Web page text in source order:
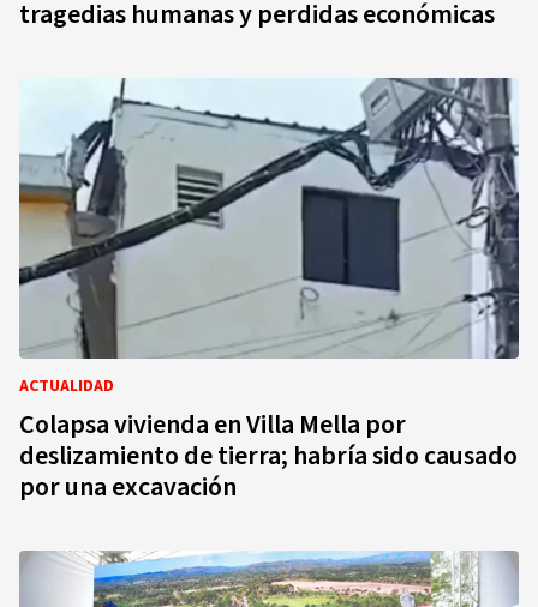
tragedias humanas y perdidas económicas
ACTUALIDAD
Colapsa vivienda en Villa Mella por
deslizamiento de tierra; habría sido causado
por una excavación